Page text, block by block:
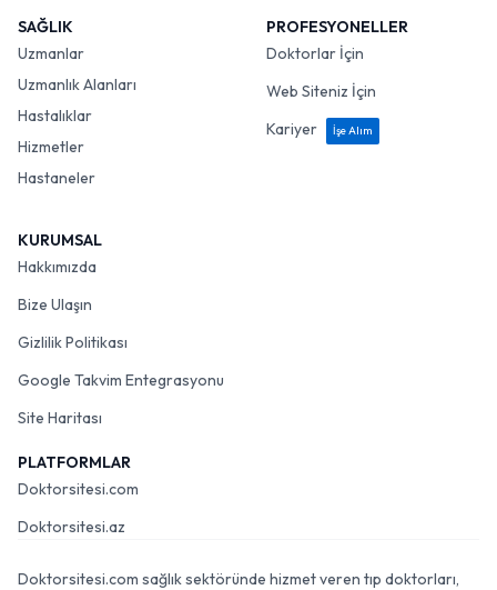
SAĞLIK
Uzmanlar
Uzmanlık Alanları
Hastalıklar
Hizmetler
Hastaneler
PROFESYONELLER
Doktorlar İçin
Web Siteniz İçin
Kariyer
İşe Alım
KURUMSAL
Hakkımızda
Bize Ulaşın
Gizlilik Politikası
Google Takvim Entegrasyonu
Site Haritası
PLATFORMLAR
Doktorsitesi.com
Doktorsitesi.az
Doktorsitesi.com sağlık sektöründe hizmet veren tıp doktorları,